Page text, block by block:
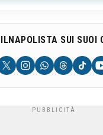
ILNAPOLISTA SUI SUOI